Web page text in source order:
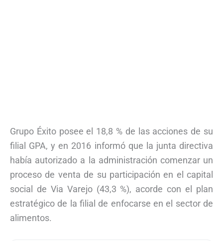
Grupo Éxito posee el 18,8 % de las acciones de su
filial GPA, y en 2016 informó que la junta directiva
había autorizado a la administración comenzar un
proceso de venta de su participación en el capital
social de Via Varejo (43,3 %), acorde con el plan
estratégico de la filial de enfocarse en el sector de
alimentos.